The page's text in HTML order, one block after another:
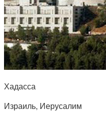
Хадасса
Израиль, Иерусалим